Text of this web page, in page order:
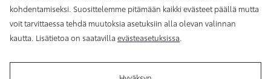
Juhan Auto Oy, Rovaniemi
kohdentamiseksi. Suosittelemme pitämään kaikki evästeet päällä mutta
voit tarvittaessa tehdä muutoksia asetuksiin alla olevan valinnan
kautta. Lisätietoa on saatavilla evästeasetuksissa.